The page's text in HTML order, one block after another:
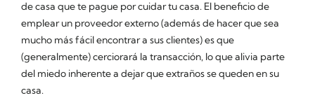
de casa que te pague por cuidar tu casa. El beneficio de
emplear un proveedor externo (además de hacer que sea
mucho más fácil encontrar a sus clientes) es que
(generalmente) cerciorará la transacción, lo que alivia parte
del miedo inherente a dejar que extraños se queden en su
casa.